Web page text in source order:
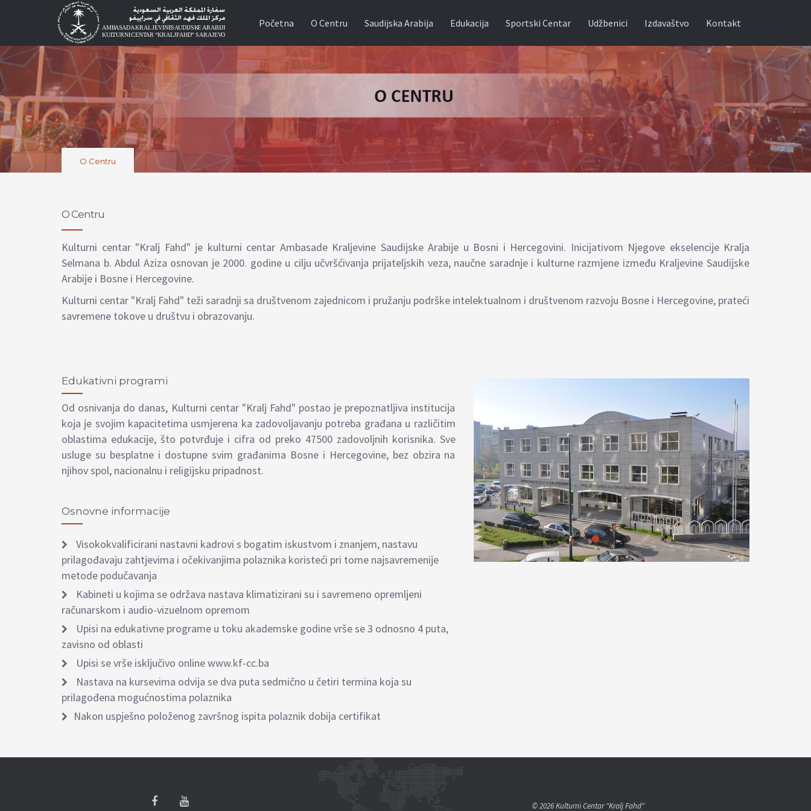
Početna O Centru Saudijska Arabija Edukacija Sportski Centar Udžbenici Izdavaštvo Kontakt
O Centru
O Centru
Kulturni centar "Kralj Fahd" je kulturni centar Ambasade Kraljevine Saudijske Arabije u Bosni i Hercegovini. Inicijativom Njegove ekselencije Kralja
Selmana b. Abdul Aziza osnovan je 2000. godine u cilju učvršćivanja prijateljskih veza, naučne saradnje i kulturne razmjene između Kraljevine Saudijske
Arabije i Bosne i Hercegovine.
Kulturni centar "Kralj Fahd" teži saradnji sa društvenom zajednicom i pružanju podrške intelektualnom i društvenom razvoju Bosne i Hercegovine, prateći
savremene tokove u društvu i obrazovanju.
Edukativni programi
Od osnivanja do danas, Kulturni centar "Kralj Fahd" postao je prepoznatljiva institucija
koja je svojim kapacitetima usmjerena ka zadovoljavanju potreba građana u različitim
oblastima edukacije, što potvrđuje i cifra od preko 47500 zadovoljnih korisnika. Sve
usluge su besplatne i dostupne svim građanima Bosne i Hercegovine, bez obzira na
njihov spol, nacionalnu i religijsku pripadnost.
Osnovne informacije
Visokokvalificirani nastavni kadrovi s bogatim iskustvom i znanjem, nastavu
prilagođavaju zahtjevima i očekivanjima polaznika koristeći pri tome najsavremenije
metode podučavanja
Kabineti u kojima se održava nastava klimatizirani su i savremeno opremljeni
računarskom i audio-vizuelnom opremom
Upisi na edukativne programe u toku akademske godine vrše se 3 odnosno 4 puta,
zavisno od oblasti
Upisi se vrše isključivo online www.kf-cc.ba
Nastava na kursevima odvija se dva puta sedmično u četiri termina koja su
prilagođena mogućnostima polaznika
Nakon uspješno položenog završnog ispita polaznik dobija certifikat
© 2026 Kulturni Centar "Kralj Fahd"